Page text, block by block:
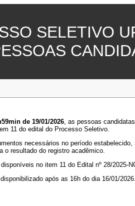
SELETIVO
de 19/01/2026, as pessoas
11 do edital do Processo Seletivo.
necessários no período
o resultado do registro acadêmico.
no item 11 do Edital nº 28/2025-
após as 16h do dia 16/01/2026.